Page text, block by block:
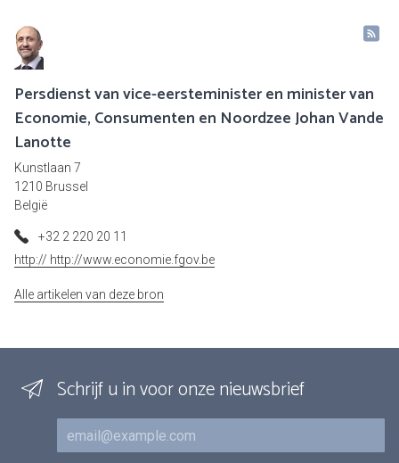
Persdienst van vice-eersteminister en minister van
Economie, Consumenten en Noordzee Johan Vande
Lanotte
Kunstlaan 7
1210 Brussel
België
+32 2 220 20 11
http:// http://www.economie.fgov.be
Alle artikelen van deze bron
Schrijf u in voor onze nieuwsbrief
E-mail